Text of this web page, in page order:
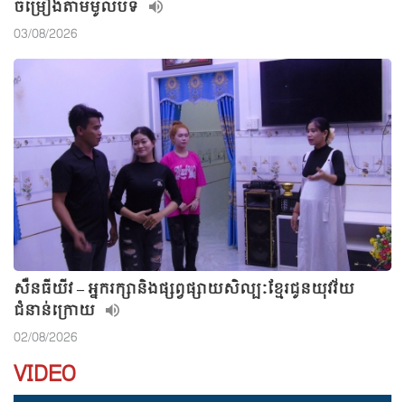
ចម្រៀងតាមមូលបទ
03/08/2026
សឺនធីយីវ – អ្នករក្សានិងផ្សព្វផ្សាយសិល្បៈខ្មែរជូនយុវវ័យ
ជំនាន់ក្រោយ
02/08/2026
VIDEO